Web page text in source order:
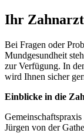
Ihr
Bei Fragen oder
Mundgesundheit
zur Verfügung. In
wird Ihnen sicher
Einblicke in die
Jürgen von der